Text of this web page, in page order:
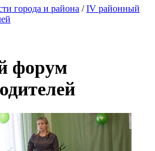
города и района / IV районный
форум